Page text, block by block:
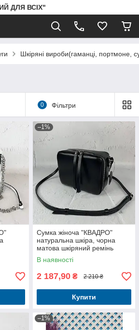
ДЛЯ ВСІХ"
Шкіряні вироби(гаманці, портмоне,
0 Фільтри
–1%
Сумка жіноча "КВАДРО"
натуральна шкіра, чорна
матова шкіряний ремінь
В наявності
2 187,90 ₴ 2 210 ₴
Купити
–1%